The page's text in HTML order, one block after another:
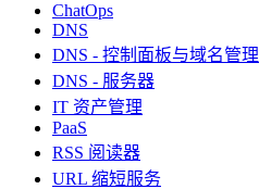
ChatOps
DNS
DNS - 控制面板与域名管理
DNS - 服务器
IT 资产管理
PaaS
RSS 阅读器
URL 缩短服务